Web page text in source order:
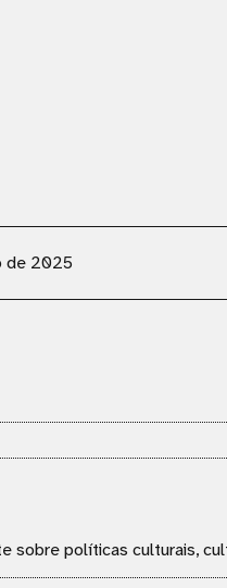
de 2025
sobre políticas culturais,